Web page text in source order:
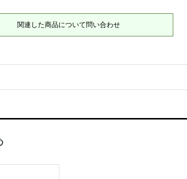
関連した商品について問い合わせ